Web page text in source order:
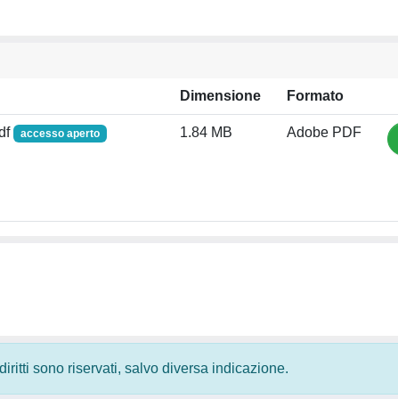
Dimensione Formato
accesso aperto 1.84 MB Adobe PDF
sono riservati, salvo diversa indicazione.